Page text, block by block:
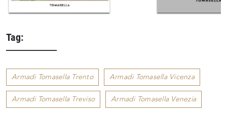
Tag:
Armadi Tomasella Trento Armadi Tomasella Vicenza
Armadi Tomasella Treviso Armadi Tomasella Venezia